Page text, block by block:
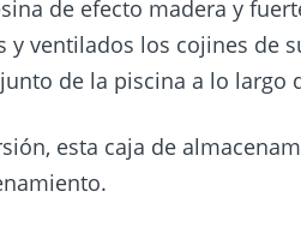
de efecto madera y
y ventilados los cojines de
de la piscina a lo largo
esta caja de